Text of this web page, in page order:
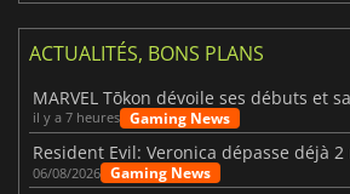
ACTUALITÉS, BONS PLANS
il y a 7 heures Gaming News
06/08/2026 Gaming News